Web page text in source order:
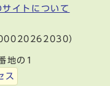
サイトについて
）
地の1
ス